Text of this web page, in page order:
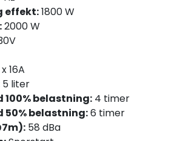
effekt:1800 W
2000 W
16A
5 liter
belastning: 4 timer
50% belastning:6 timer
58 dBa